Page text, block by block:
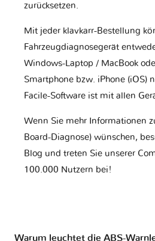
zurücksetzen.
Mit jeder klavkarr-Bestellung
Fahrzeugdiagnosegerät
Windows-Laptop / MacBook
Smartphone bzw. iPhone (iOS)
Facile-Software ist mit allen
Wenn Sie mehr Informationen
Board-Diagnose) wünschen,
Blog und treten Sie unserer
100.000 Nutzern bei!
Warum leuchtet die ABS-